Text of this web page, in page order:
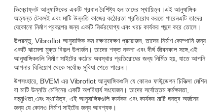
ভিব্রোফ্লট আনুষাঙ্গিকের একটি প্রধান বৈশিষ্ট্য হল তাদের স্থায়িত্ব।এই আনুষাঙ্গিক
অত্যন্ত টেকসই এবং মাটি উন্নতি কাজের কঠোরতা প্রতিরোধ করতে পারেনএটি তাদের
যেকোনো নির্মাণ প্রকল্পের জন্য একটি নির্ভরযোগ্য এবং খরচ কার্যকর পছন্দ করে তোলে।
উপরন্তু, Vibroflot আনুষাঙ্গিক কম রক্ষণাবেক্ষণ প্রয়োজন, তাদের নির্মাণ কোম্পানি জন্য
একটি ঝামেলা মুক্ত বিকল্প উপার্জন। তাদের শক্ত নকশা এবং দীর্ঘ জীবনকাল সঙ্গে,এই
আনুষাঙ্গিকগুলি নির্মাণ সাইটের কঠোর অবস্থার প্রতিরোধের জন্য নির্মিত হয়, যাতে আপনি
আপনার বিনিয়োগ থেকে সর্বোচ্চ সুবিধা পেতে পারেন।
উপসংহারে, BVEM এর Vibroflot আনুষাঙ্গিকগুলি যে কোনও ফাউন্ডেশন চিকিত্সা মেশিন
বা মাটি উন্নতি মেশিনের একটি অপরিহার্য সংযোজন। তাদের সর্বোত্তম কর্মক্ষমতা,
বহুমুখিতা,এবং স্থায়িত্ব, এই আনুষাঙ্গিকগুলি কার্যকর এবং কার্যকর মাটি ঘনত্ব অর্জনের
জন্য যে কোনও নির্মাণ সাইটের জন্য আবশ্যক।